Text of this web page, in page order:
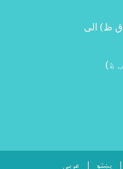
روزهای شنبه تا چهارشنبه (۰۸:۰۰ ق ظ) الی
پښتو عربی